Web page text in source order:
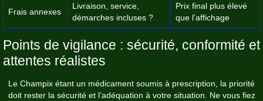
Frais annexes
Livraison, service,
démarches incluses ?
Prix final plus élevé
que l’affichage
Points de vigilance : sécurité, conformité et
attentes réalistes
Le Champix étant un médicament soumis à prescription, la priorité
doit rester la sécurité et l’adéquation à votre situation. Ne vous fiez